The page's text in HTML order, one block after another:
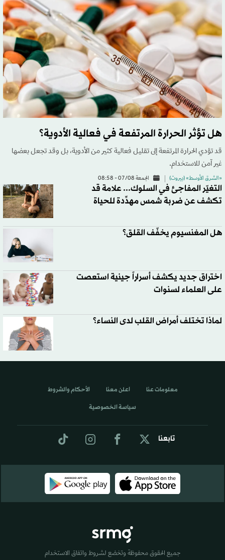
هل تؤثر الحرارة المرتفعة في فعالية الأدوية؟
قد تؤدي الحرارة المرتفعة إلى تقليل فعالية كثير من الأدوية، بل وقد تجعل بعضها
غير آمن للاستخدام.
«الشرق الأوسط» (بيروت) الجمعة 07/08 - 08:58
التغيّر المفاجئ في السلوك... علامة قد
تكشف عن ضربة شمس مهدِّدة للحياة
هل المغنسيوم يخفّف القلق؟
اختراق جديد يكشف أسراراً جينية استعصت
على العلماء لسنوات
لماذا تختلف أمراض القلب لدى النساء؟
تابعنا
معلومات عنا اعلن معنا الأحكام والشروط
سياسة الخصوصية
جميع الحقوق محفوظة وتخضع لشروط واتفاق الاستخدام